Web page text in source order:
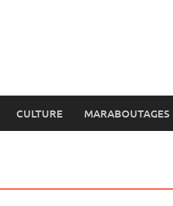
CULTURE MARABOUTAGES